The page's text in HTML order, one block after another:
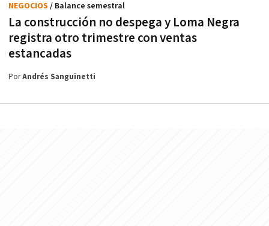
La construcción no despega y Loma Negra
registra otro trimestre con ventas
estancadas
NEGOCIOS / Balance semestral
PorAndrés Sanguinetti